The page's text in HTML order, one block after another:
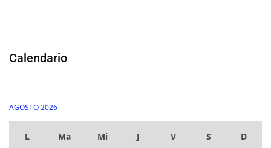
Calendario
AGOSTO 2026
L Ma Mi J V S D